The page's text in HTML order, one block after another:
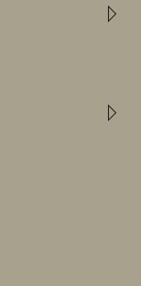
◹
◹